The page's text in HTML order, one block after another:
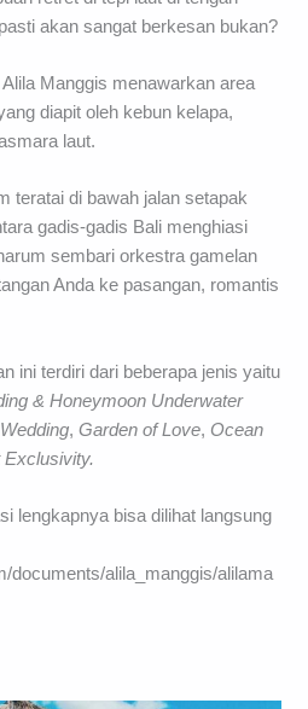
akan sangat berkesan bukan?
Manggis menawarkan area
diapit oleh kebun kelapa,
laut.
teratai di bawah jalan setapak
gadis-gadis Bali menghiasi
sembari orkestra gamelan
Anda ke pasangan, romantis
ini terdiri dari beberapa jenis yaitu
& Honeymoon Underwater
,Garden of Love, Ocean
Exclusivity.
lengkapnya bisa dilihat langsung
documents/alila_manggis/alilama